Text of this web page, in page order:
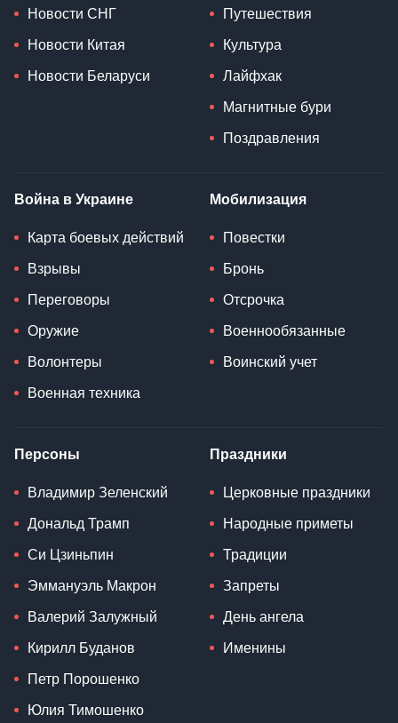
Новости СНГ
Новости Китая
Новости Беларуси
Путешествия
Культура
Лайфхак
Магнитные бури
Поздравления
Война в Украине
Карта боевых действий
Взрывы
Переговоры
Оружие
Волонтеры
Военная техника
Мобилизация
Повестки
Бронь
Отсрочка
Военнообязанные
Воинский учет
Персоны
Владимир Зеленский
Дональд Трамп
Си Цзиньпин
Эммануэль Макрон
Валерий Залужный
Кирилл Буданов
Петр Порошенко
Юлия Тимошенко
Праздники
Церковные праздники
Народные приметы
Традиции
Запреты
День ангела
Именины